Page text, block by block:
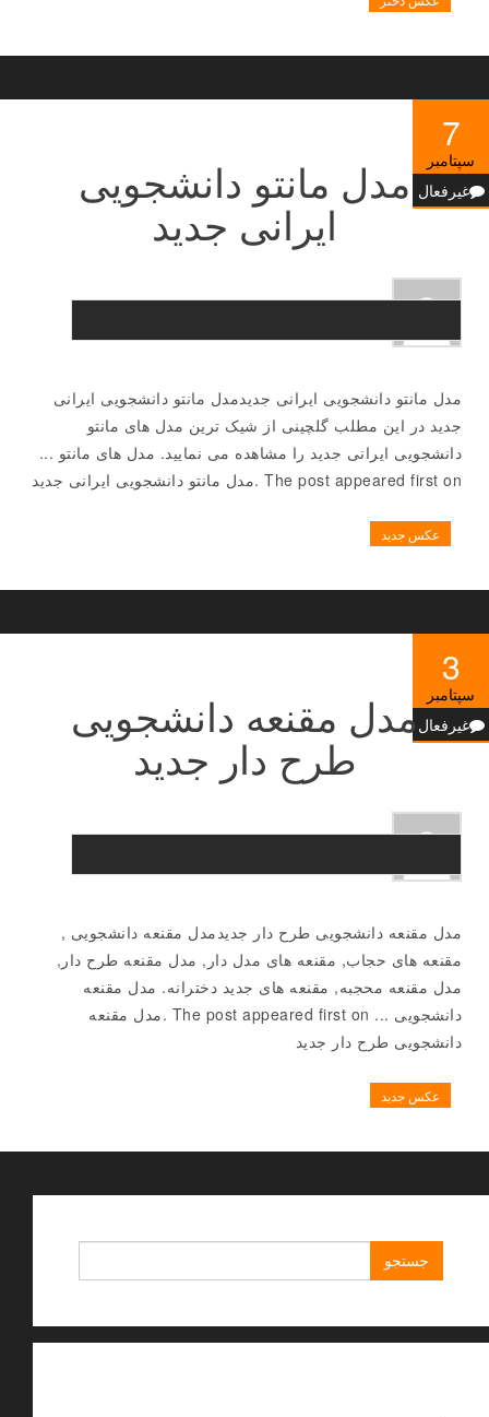
7
سپتامبر
غیرفعال مدل مانتو دانشجویی
ایرانی جدید
مدل مانتو دانشجویی ایرانی جدیدمدل مانتو دانشجویی ایرانی
جدید در این مطلب گلچینی از شیک ترین مدل های مانتو
دانشجویی ایرانی جدید را مشاهده می نمایید. مدل های مانتو ...
The post appeared first on .مدل مانتو دانشجویی ایرانی جدید
عکس جدید
3
سپتامبر
غیرفعالمدل مقنعه دانشجویی
طرح دار جدید
مدل مقنعه دانشجویی طرح دار جدیدمدل مقنعه دانشجویی ,
مقنعه های حجاب, مقنعه های مدل دار, مدل مقنعه طرح دار,
مدل مقنعه محجبه, مقنعه های جدید دخترانه. مدل مقنعه
دانشجویی ... The post appeared first on .مدل مقنعه
دانشجویی طرح دار جدید
عکس جدید
برای: